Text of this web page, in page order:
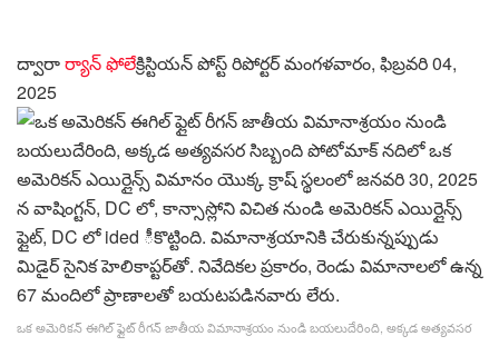
ద్వారార్యాన్ ఫోలేక్రిస్టియన్ పోస్ట్ రిపోర్టర్మంగళవారం, ఫిబ్రవరి 04,
2025
ఒక అమెరికన్ ఈగిల్ ఫ్లైట్ రీగన్ జాతీయ విమానాశ్రయం నుండి బయలుదేరింది, అక్కడ అత్యవసర